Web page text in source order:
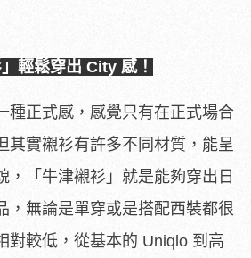
輕鬆穿出 City 感！
種正式感，感覺只有在正式場合
其實襯衫有許多不同材質，能呈
，「牛津襯衫」就是能夠穿出日
，無論是單穿或是搭配西裝都很
對較低，從基本的 Uniqlo 到高